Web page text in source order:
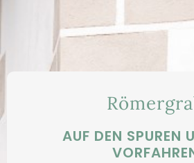
AUF DEN SPUREN